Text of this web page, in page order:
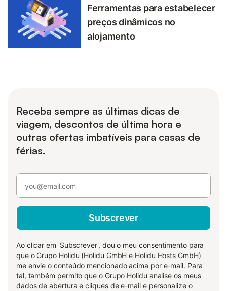
Ferramentas para estabelecer
preços dinâmicos no
alojamento
Receba sempre as últimas dicas de
viagem, descontos de última hora e
outras ofertas imbatíveis para casas de
férias.
Subscrever
Ao clicar em 'Subscrever', dou o meu consentimento para
que o Grupo Holidu (Holidu GmbH e Holidu Hosts GmbH)
me envie o conteúdo mencionado acima por e-mail. Para
tal, também permito que o Grupo Holidu analise os meus
dados de abertura e cliques de e-mail e personalize o